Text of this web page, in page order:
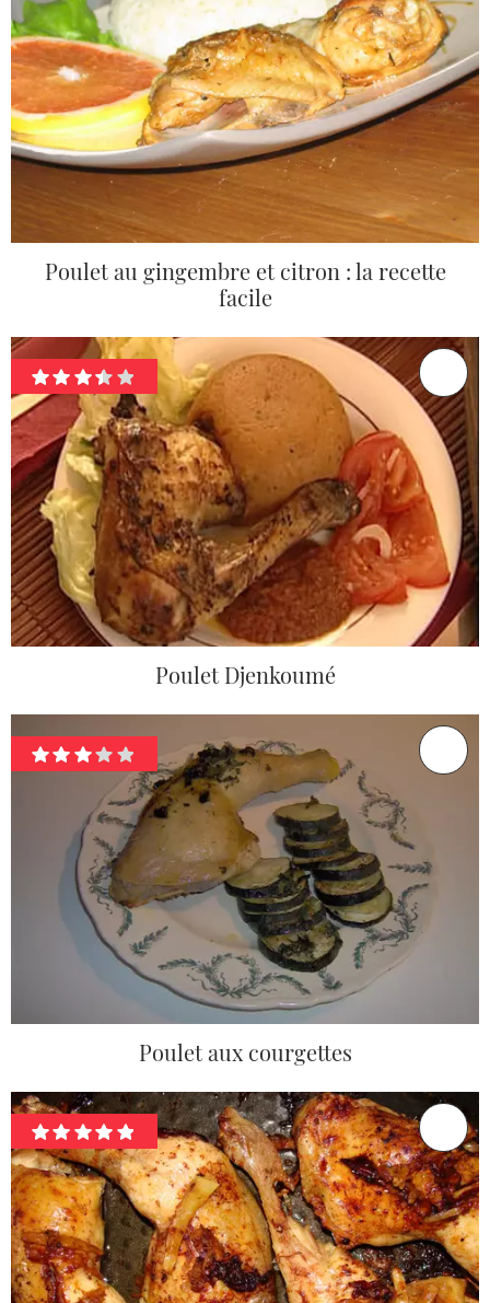
Poulet au gingembre et citron : la recette
facile
Poulet Djenkoumé
Poulet aux courgettes